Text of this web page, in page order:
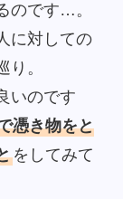
のです…。
に対しての
。
いのです
憑き物をと
をしてみて